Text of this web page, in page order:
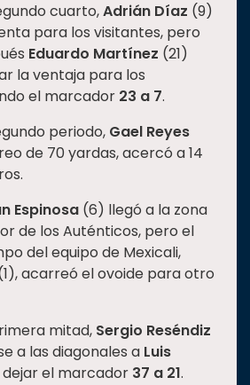
cuarto,Adrián Díaz (9)
para los visitantes, pero
Eduardo Martínez (21)
la ventaja para los
el marcador 23 a 7.
periodo, Gael Reyes
de 70 yardas, acercó a 14
Espinosa (6) llegó a la zona
de los Auténticos, pero el
del equipo de Mexicali,
acarreó el ovoide para otro
mitad, Sergio Reséndiz
a las diagonales a Luis
el marcador 37 a 21.